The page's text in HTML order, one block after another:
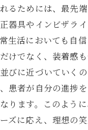
たな笑顔
自信に満ちた笑顔
方法
の向上
る笑顔
な変化
るためには、最先
器具やインビザラ
生活においても自
けでなく、装着感
びに近づいていく
患者が自分の進捗
ります。このよう
ズに応え、理想の